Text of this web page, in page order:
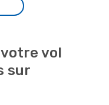
vol
sur